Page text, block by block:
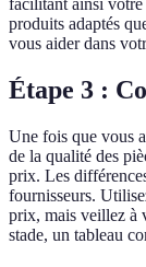
facilitant ainsi
produits adaptés
vous aider dans
Étape 3 :
Une fois que vous
de la qualité des
prix. Les
fournisseurs.
prix, mais veillez à
stade, un tableau